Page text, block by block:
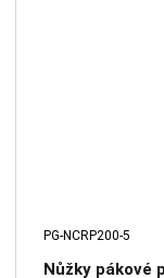
PG-NCRP200-5
Nůžky pákové